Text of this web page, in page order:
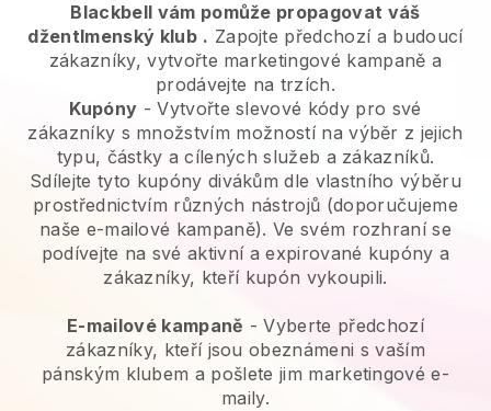
Blackbell vám pomůže propagovat váš
džentlmenský klub . Zapojte předchozí a budoucí
zákazníky, vytvořte marketingové kampaně a
prodávejte na trzích.
Kupóny - Vytvořte slevové kódy pro své
zákazníky s množstvím možností na výběr z jejich
typu, částky a cílených služeb a zákazníků.
Sdílejte tyto kupóny divákům dle vlastního výběru
prostřednictvím různých nástrojů (doporučujeme
naše e-mailové kampaně). Ve svém rozhraní se
podívejte na své aktivní a expirované kupóny a
zákazníky, kteří kupón vykoupili.
E-mailové kampaně -Vyberte předchozí
zákazníky, kteří jsou obeznámeni s vaším
pánským klubem a pošlete jim marketingové e-
maily.